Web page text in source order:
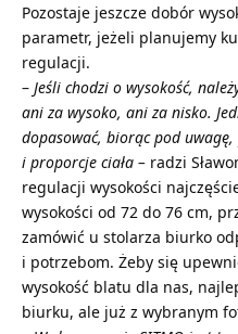
Pozostaje jeszcze dobór
parametr, jeżeli planujemy
regulacji.
– Jeśli chodzi o wysokość,
ani za wysoko, ani za nisko.
dopasować, biorąc pod
i proporcje ciała – radzi
regulacji wysokości
wysokości od 72 do 76 cm,
zamówić u stolarza biurko
i potrzebom. Żeby się
wysokość blatu dla nas,
biurku, ale już z wybranym